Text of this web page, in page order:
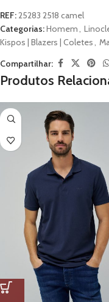
REF:25283 2518 camel
Categorias:Homem,
Kispos | Blazers | Coletes,
Compartilhar:
Produtos